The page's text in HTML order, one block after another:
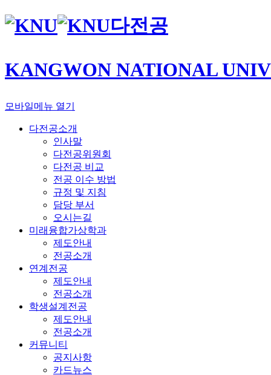
다전공
KANGWON NATIONAL
모바일메뉴 열기
다전공소개
인사말
다전공위원회
다전공 비교
전공 이수 방법
규정 및 지침
담당 부서
오시는길
미래융합가상학과
제도안내
전공소개
연계전공
제도안내
전공소개
학생설계전공
제도안내
전공소개
커뮤니티
공지사항
카드뉴스